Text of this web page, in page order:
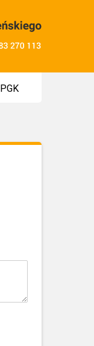
PGK